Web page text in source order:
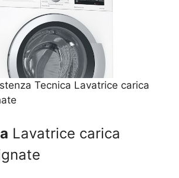
Tecnica Lavatrice carica
Lavatrice carica